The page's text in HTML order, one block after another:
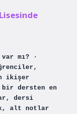
mı? ·
ikişer
bir dersten en
dersi
alt notlar